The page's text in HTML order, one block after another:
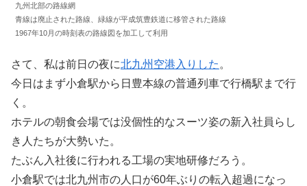
九州北部の路線網
青線は廃止された路線、緑線が平成筑豊鉄道に移管された路線
1967年10月の時刻表の路線図を加工して利用
さて、私は前日の夜に北九州空港入りした 。
今日はまず小倉駅から日豊本線の普通列車で行橋駅まで行
く。
ホテルの朝食会場では没個性的なスーツ姿の新入社員らし
き人たちが大勢いた。
たぶん入社後に行われる工場の実地研修だろう。
小倉駅では北九州市の人口が60年ぶりの転入超過になっ